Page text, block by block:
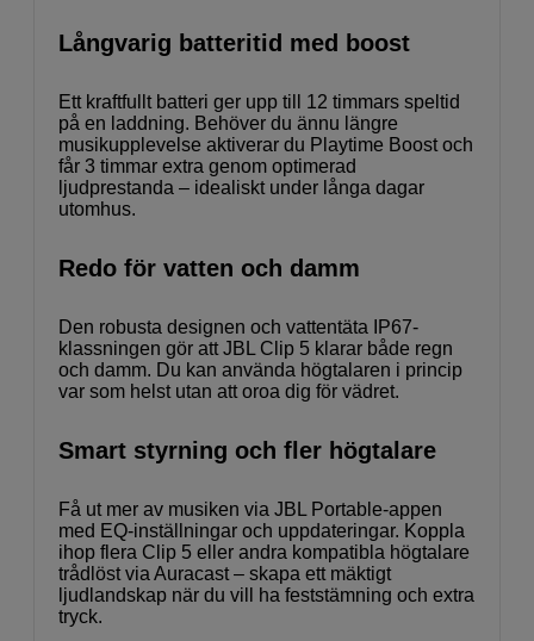
Långvarig batteritid med boost
Ett kraftfullt batteri ger upp till 12 timmars speltid
på en laddning. Behöver du ännu längre
musikupplevelse aktiverar du Playtime Boost och
får 3 timmar extra genom optimerad
ljudprestanda – idealiskt under långa dagar
utomhus.
Redo för vatten och damm
Den robusta designen och vattentäta IP67-
klassningen gör att JBL Clip 5 klarar både regn
och damm. Du kan använda högtalaren i princip
var som helst utan att oroa dig för vädret.
Smart styrning och fler högtalare
Få ut mer av musiken via JBL Portable-appen
med EQ-inställningar och uppdateringar. Koppla
ihop flera Clip 5 eller andra kompatibla högtalare
trådlöst via Auracast – skapa ett mäktigt
ljudlandskap när du vill ha feststämning och extra
tryck.